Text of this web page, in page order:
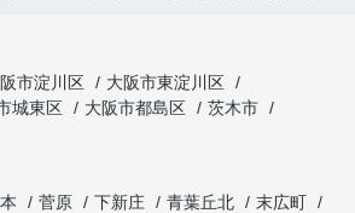
市淀川区
大阪市東淀川区
城東区 大阪市都島区
茨木市
菅原 下新庄 青葉丘北
末広町